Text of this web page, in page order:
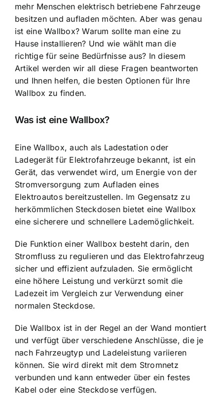
mehr Menschen elektrisch betriebene Fahrzeuge
besitzen und aufladen möchten. Aber was genau
ist eine Wallbox? Warum sollte man eine zu
Hause installieren? Und wie wählt man die
richtige für seine Bedürfnisse aus? In diesem
Artikel werden wir all diese Fragen beantworten
und Ihnen helfen, die besten Optionen für Ihre
Wallbox zu finden.
Was ist eine Wallbox?
Eine Wallbox, auch als Ladestation oder
Ladegerät für Elektrofahrzeuge bekannt, ist ein
Gerät, das verwendet wird, um Energie von der
Stromversorgung zum Aufladen eines
Elektroautos bereitzustellen. Im Gegensatz zu
herkömmlichen Steckdosen bietet eine Wallbox
eine sicherere und schnellere Lademöglichkeit.
Die Funktion einer Wallbox besteht darin, den
Stromfluss zu regulieren und das Elektrofahrzeug
sicher und effizient aufzuladen. Sie ermöglicht
eine höhere Leistung und verkürzt somit die
Ladezeit im Vergleich zur Verwendung einer
normalen Steckdose.
Die Wallbox ist in der Regel an der Wand montiert
und verfügt über verschiedene Anschlüsse, die je
nach Fahrzeugtyp und Ladeleistung variieren
können. Sie wird direkt mit dem Stromnetz
verbunden und kann entweder über ein festes
Kabel oder eine Steckdose verfügen.